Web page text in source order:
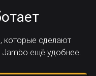
которые сделают
ещё удобнее.